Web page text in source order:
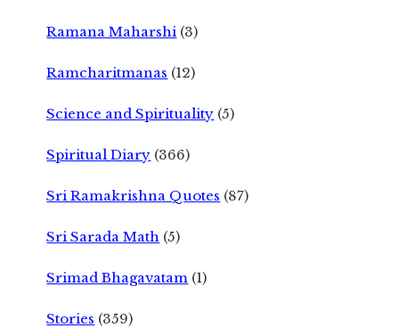
Ramana Maharshi (3)
Ramcharitmanas (12)
Science and Spirituality (5)
Spiritual Diary (366)
Sri Ramakrishna Quotes (87)
Sri Sarada Math (5)
Srimad Bhagavatam (1)
Stories (359)